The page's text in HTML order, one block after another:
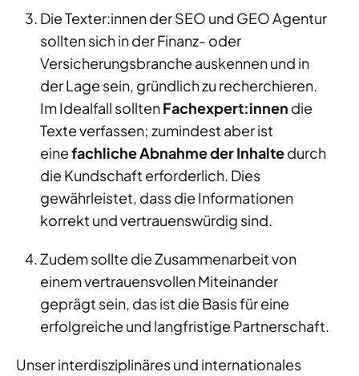
Die Texter:innen der SEO und GEO Agentur
sollten sich in der Finanz- oder
Versicherungsbranche auskennen und in
der Lage sein, gründlich zu recherchieren.
Im Idealfall solltenFachexpert:innen die
Texte verfassen; zumindest aber ist
einefachliche Abnahme der Inhaltedurch
die Kundschaft erforderlich. Dies
gewährleistet, dass die Informationen
korrekt und vertrauenswürdig sind.
Zudem sollte die Zusammenarbeit von
einem vertrauensvollen Miteinander
geprägt sein, das ist die Basis für eine
erfolgreiche und langfristige Partnerschaft.
Unser interdisziplinäres und internationales